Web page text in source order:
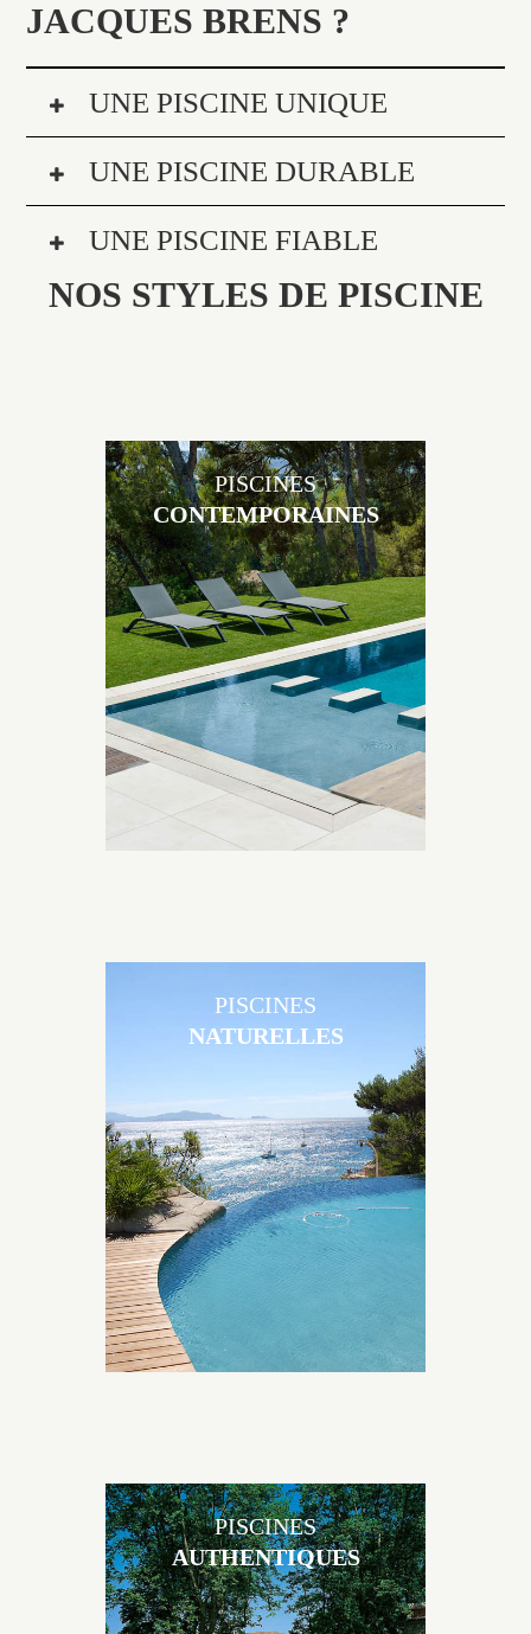
JACQUES BRENS ?
UNE PISCINE UNIQUE
UNE PISCINE DURABLE
UNE PISCINE FIABLE
NOS STYLES DE PISCINE
Les piscines en béton contemporaines Jacques
Brens sont uniques grâce au large choix de
matériaux et de revêtements et les nombreuses
options disponibles, miroir, couloir de nage, plage
immergée, débordement.
PISCINES
CONTEMPORAINES
Les piscines en béton naturelles Jacques Brens sont
originales, elles s’intègrent parfaitement à leur
environnement grâce à un jeu de volume et de
matière sur-mesure conçu par notre bureau d’étude
spécialisé.
PISCINES
NATURELLES
PISCINES
AUTHENTIQUES